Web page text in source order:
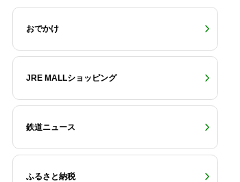
おでかけ
JRE MALLショッピング
鉄道ニュース
ふるさと納税